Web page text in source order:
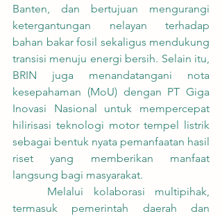
Banten, dan bertujuan mengurangi
ketergantungan nelayan terhadap
bahan bakar fosil sekaligus mendukung
transisi menuju energi bersih. Selain itu,
BRIN juga menandatangani nota
kesepahaman (MoU) dengan PT Giga
Inovasi Nasional untuk mempercepat
hilirisasi teknologi motor tempel listrik
sebagai bentuk nyata pemanfaatan hasil
riset yang memberikan manfaat
langsung bagi masyarakat.
termasuk pemerintah daerah dan